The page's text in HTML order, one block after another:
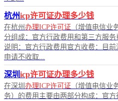
杭州icp许可证办理多少钱
在杭州 办理ICP许可证 （增值电信业
分组成：官方行政费用和第三方服务
说明：官方行政费用官方收费：目前
申请不收取...
深圳 icp许可证办理多少钱
在深圳 办理ICP许可证 （增值电信业
务）的费用主要由两部分构成：官